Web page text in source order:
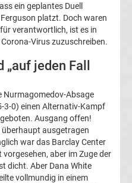
ein geplantes Duell
platzt. Doch waren
verantwortlich, ist es in
Virus zuzuschreiben.
jeden Fall
Nurmagomedov-Absage
3-0) einen Alternativ-Kampf
Ausgang offen!
überhaupt ausgetragen
war das Barclay Center
aber im Zuge der
dicht. Aber Dana White
vollmundig in einem